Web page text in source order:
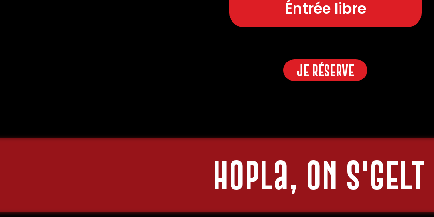
Éntrée libre
Je réserve
Hopla, on s'gelt
Pour les Kneckes, les Màmme et les Pàppe,
monde ! Côté boissons, bières artisanales
Alors, e GÜeter à tous !